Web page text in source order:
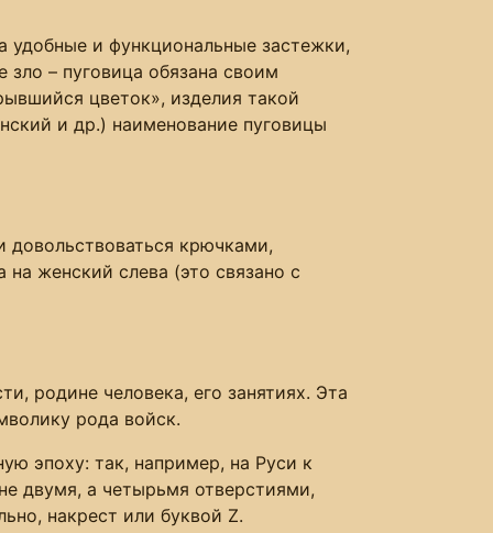
и функциональные застежки,
– пуговица обязана своим
цветок», изделия такой
и др.) наименование пуговицы
крючками,
женский слева (это связано с
родине человека, его занятиях. Эта
рода войск.
эпоху: так, например, на Руси к
двумя, а четырьмя отверстиями,
накрест или буквой Z.